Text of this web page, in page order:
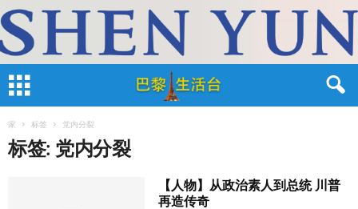
家 标签 党内分裂
标签: 党内分裂
【人物】从政治素人到总统 川普
再造传奇